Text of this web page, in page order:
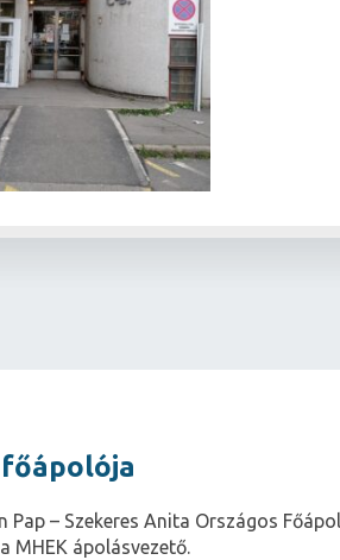
– Szekeres Anita Országos
MHEK ápolásvezető.